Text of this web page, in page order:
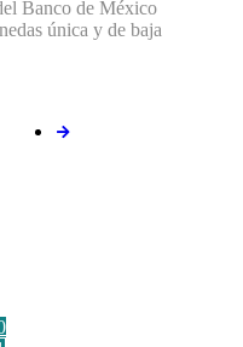
Banco de México
única y de baja